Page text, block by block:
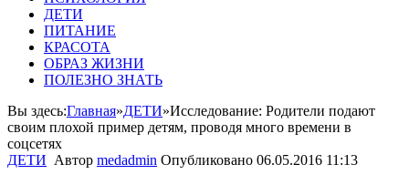
ДЕТИ
ПИТАНИЕ
КРАСОТА
ОБРАЗ ЖИЗНИ
ПОЛЕЗНО ЗНАТЬ
Вы здесь:Главная»ДЕТИ»Исследование: Родители подают
своим плохой пример детям, проводя много времени в
соцсетях
ДЕТИ Автор medadmin Опубликовано 06.05.2016 11:13